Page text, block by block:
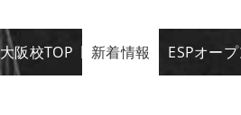
大阪校TOP 新着情報 ESPオー